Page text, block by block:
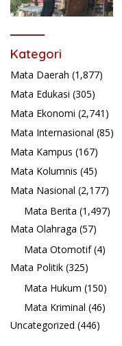
Kategori
Mata Daerah (1,877)
Mata Edukasi (305)
Mata Ekonomi (2,741)
Mata Internasional (85)
Mata Kampus (167)
Mata Kolumnis (45)
Mata Nasional (2,177)
Mata Berita (1,497)
Mata Olahraga (57)
Mata Otomotif(4)
Mata Politik (325)
Mata Hukum (150)
Mata Kriminal (46)
Uncategorized (446)